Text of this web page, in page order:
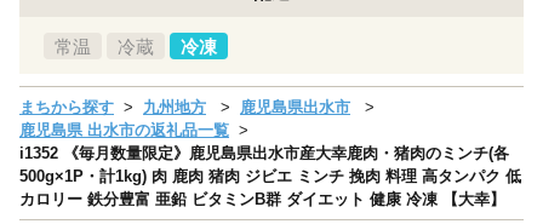
常温 冷蔵 冷凍
まちから探す 九州地方
鹿児島県出水市
鹿児島県 出水市の返礼品一覧
i1352 《毎月数量限定》鹿児島県出水市産大幸鹿肉・猪肉のミンチ(各
500g×1P・計1kg) 肉 鹿肉 猪肉 ジビエ ミンチ 挽肉 料理 高タンパク 低
カロリー 鉄分豊富 亜鉛 ビタミンB群 ダイエット 健康 冷凍 【大幸】